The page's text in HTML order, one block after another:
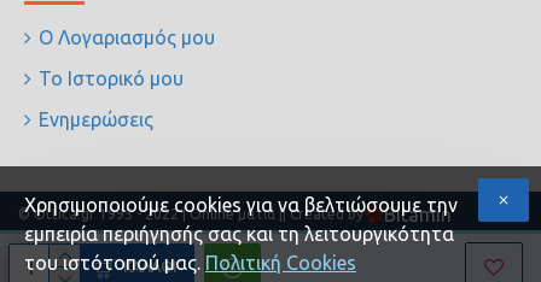
ΚΑΛΆΘΙ
Ο Λογαριασμός μου
Το Ιστορικό μου
Ενημερώσεις
© Ottica.gr 1995 - 2022 | Online ματιά || Created by Bitamin
Xρησιμοποιούμε cookies για να βελτιώσουμε την
εμπειρία περιήγησής σας και τη λειτουργικότητα
του ιστότοπού μας. Πολιτική Cookies